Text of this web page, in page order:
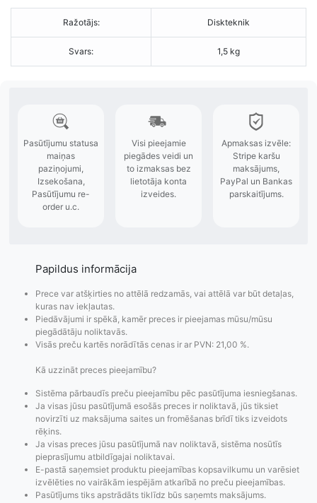
Ražotājs: Diskteknik
Svars: 1,5 kg
Papildus informācija
Prece var atšķirties no attēlā redzamās, vai attēlā var būt detaļas,
kuras nav iekļautas.
Piedāvājumi ir spēkā, kamēr preces ir pieejamas mūsu/mūsu
piegādātāju noliktavās.
Visās preču kartēs norādītās cenas ir ar PVN: 21,00 %.
Kā uzzināt preces pieejamību?
Sistēma pārbaudīs preču pieejamību pēc pasūtījuma iesniegšanas.
Ja visas jūsu pasūtījumā esošās preces ir noliktavā, jūs tiksiet
novirzīti uz maksājuma saites un fromēšanas brīdī tiks izveidots
rēķins.
Ja visas preces jūsu pasūtījumā nav noliktavā, sistēma nosūtīs
pieprasījumu atbildīgajai noliktavai.
E-pastā saņemsiet produktu pieejamības kopsavilkumu un varēsiet
izvēlēties no vairākām iespējām atkarībā no preču pieejamības.
Pasūtījums tiks apstrādāts tiklīdz būs saņemts maksājums.